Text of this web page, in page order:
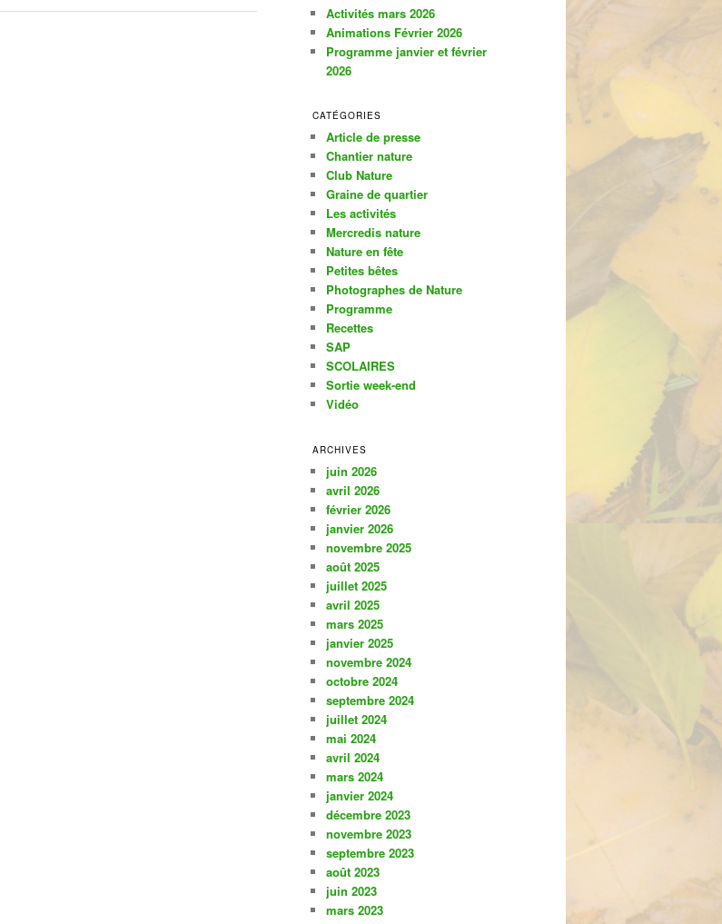
h
e
Activités mars 2026
Animations Février 2026
Programme janvier et février
2026
CATÉGORIES
Article de presse
Chantier nature
Club Nature
Graine de quartier
Les activités
Mercredis nature
Nature en fête
Petites bêtes
Photographes de Nature
Programme
Recettes
SAP
SCOLAIRES
Sortie week-end
Vidéo
ARCHIVES
juin 2026
avril 2026
février 2026
janvier 2026
novembre 2025
août 2025
juillet 2025
avril 2025
mars 2025
janvier 2025
novembre 2024
octobre 2024
septembre 2024
juillet 2024
mai 2024
avril 2024
mars 2024
janvier 2024
décembre 2023
novembre 2023
septembre 2023
août 2023
juin 2023
mars 2023